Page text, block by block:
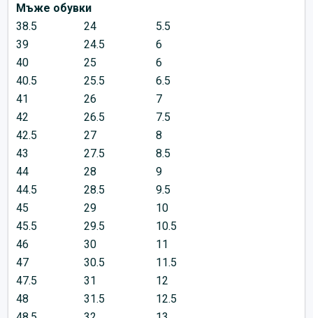
Мъже обувки
38.5
24
5.5
39
24.5
6
40
25
6
40.5
25.5
6.5
41
26
7
42
26.5
7.5
42.5
27
8
43
27.5
8.5
44
28
9
44.5
28.5
9.5
45
29
10
45.5
29.5
10.5
46
30
11
47
30.5
11.5
47.5
31
12
48
31.5
12.5